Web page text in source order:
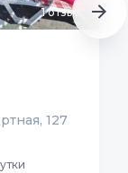
1отзыв
127